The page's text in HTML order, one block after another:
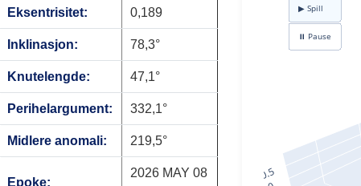
Eksentrisitet: 0,189
Inklinasjon: 78,3°
Knutelengde: 47,1°
Perihelargument: 332,1°
Midlere anomali: 219,5°
Epoke:
2026 MAY 08